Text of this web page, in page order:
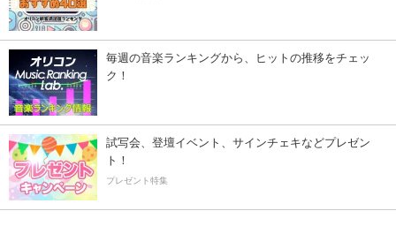
毎週の音楽ランキングから、ヒットの推移をチェッ
ク！
試写会、登壇イベント、サインチェキなどプレゼン
ト！
プレゼント特集